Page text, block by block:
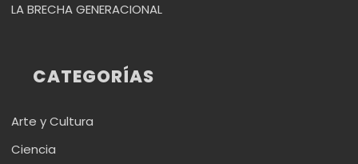
LA BRECHA GENERACIONAL
CATEGORÍAS
Arte y Cultura
Ciencia